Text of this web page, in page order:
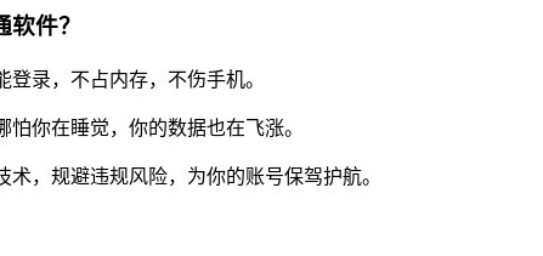
件？
录，不占内存，不伤手机。
怕你在睡觉，你的数据也在飞涨。
，规避违规风险，为你的账号保驾护航。